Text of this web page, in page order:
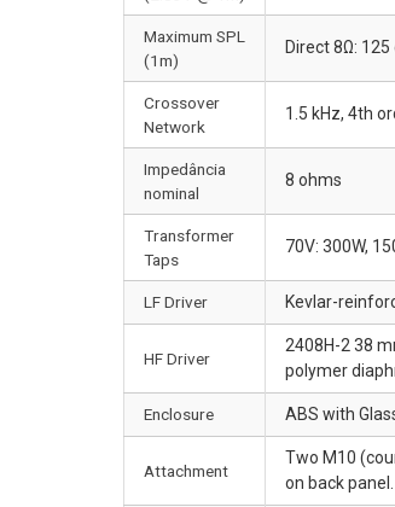
Maximum SPL
(1m)
Direct 8Ω:
Crossover
Network
1.5 kHz, 4th
Impedância
nominal
8 ohms
Transformer
Taps
70V: 300W,
LF Driver Kevlar-
HF Driver
2408H-2 38
polymer
Enclosure ABS with
Attachment
Two M10
on back panel.